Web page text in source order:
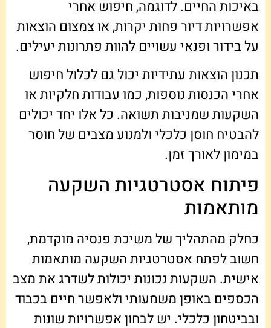
באיכות החיים. לדוגמה, חיפוש אחרי
אפשרויות דיור פחות יקרות, או צמצום הוצאות
על בידור ופנאי עשויים להוות פתרונות יעילים.
תכנון הוצאות עתידיות יכול גם לכלול חיפוש
אחרי הכנסות נוספות, כמו עבודות חלקיות או
השקעות שמניבות תשואה. כל אלו יחד יכולים
להבטיח חוסן כלכלי ולמנוע מצבים של חוסר
במימון לאורך זמן.
פיתוח אסטרטגיות השקעה
מותאמות
כחלק מהתהליך של משיכת פנסיה מוקדמת,
חשוב לפתח אסטרטגיות השקעה מותאמות
אישית. השקעות נכונות יכולות לשדרג את מצב
הכספים באופן משמעותי ולאפשר חיים בכבוד
ובביטחון כלכלי. יש לבחון אפשרויות שונות